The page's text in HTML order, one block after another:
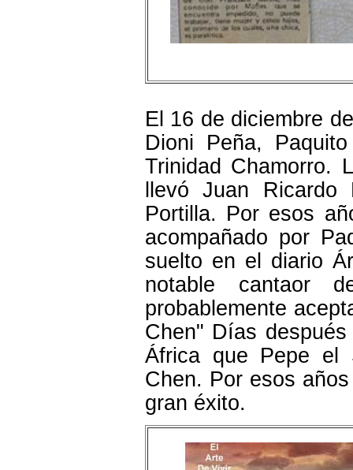
El 16 de diciembre
Dioni Peña,
Trinidad Chamorro.
llevó Juan
Portilla. Por esos
acompañado por
suelto en el diario
notable cantaor
probablemente
Chen" Días
África que Pepe el
Chen. Por esos
gran éxito.